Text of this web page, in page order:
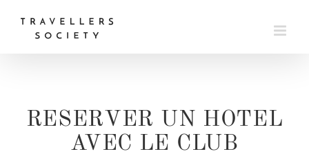
contenu
RESERVER UN HOTEL
AVEC LE CLUB